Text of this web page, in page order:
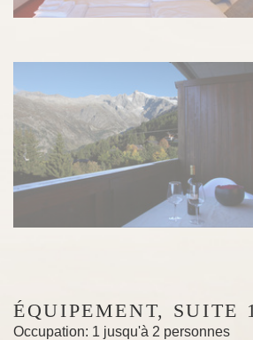
ÉQUIPEMENT, SUITE
Occupation: 1 jusqu'à 2 personnes